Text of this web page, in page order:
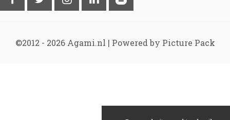
©2012 - 2026 Agami.nl | Powered by Picture Pack